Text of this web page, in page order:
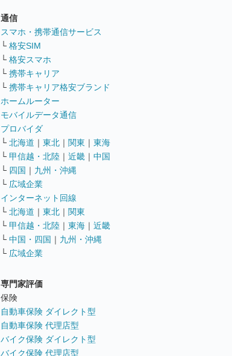
通信
スマホ・携帯通信サービス
└ 格安SIM
└ 格安スマホ
└ 携帯キャリア
└ 携帯キャリア格安ブランド
ホームルーター
モバイルデータ通信
プロバイダ
└ 北海道 ｜ 東北 ｜ 関東 ｜ 東海
└ 甲信越・北陸 ｜ 近畿 ｜ 中国
└ 四国 ｜ 九州・沖縄
└ 広域企業
インターネット回線
└ 北海道 ｜ 東北 ｜ 関東
└ 甲信越・北陸 ｜ 東海 ｜ 近畿
└ 中国・四国 ｜ 九州・沖縄
└ 広域企業
専門家評価
保険
自動車保険 ダイレクト型
自動車保険 代理店型
バイク保険 ダイレクト型
バイク保険 代理店型